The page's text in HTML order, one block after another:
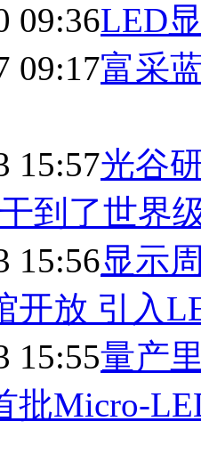
09:36LED
09:17富采
15:57光谷
到了世界
15:56显示
开放 引入
15:55量产
批Micro-